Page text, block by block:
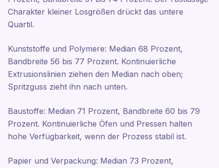
Charakter kleiner Losgrößen drückt das untere
Quartil.
Kunststoffe und Polymere: Median 68 Prozent,
Bandbreite 56 bis 77 Prozent. Kontinuierliche
Extrusionslinien ziehen den Median nach oben;
Spritzguss zieht ihn nach unten.
Baustoffe: Median 71 Prozent, Bandbreite 60 bis 79
Prozent. Kontinuierliche Öfen und Pressen halten
hohe Verfügbarkeit, wenn der Prozess stabil ist.
Papier und Verpackung: Median 73 Prozent,